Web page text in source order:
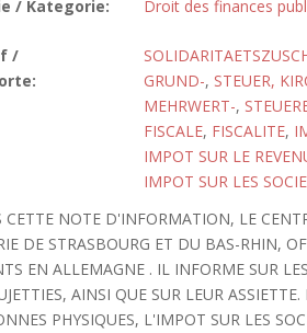
/ Kategorie: Droit des finances
/
GRUND-, STEUER,
MEHRWERT-,
FISCALE, FISCALITE,
IMPOT SUR LE
IMPOT SUR LES
CETTE NOTE D'INFORMATION, LE
DE STRASBOURG ET DU BAS-RHIN,
EN ALLEMAGNE . IL INFORME SUR
AINSI QUE SUR LEUR
PHYSIQUES, L'IMPOT SUR LES